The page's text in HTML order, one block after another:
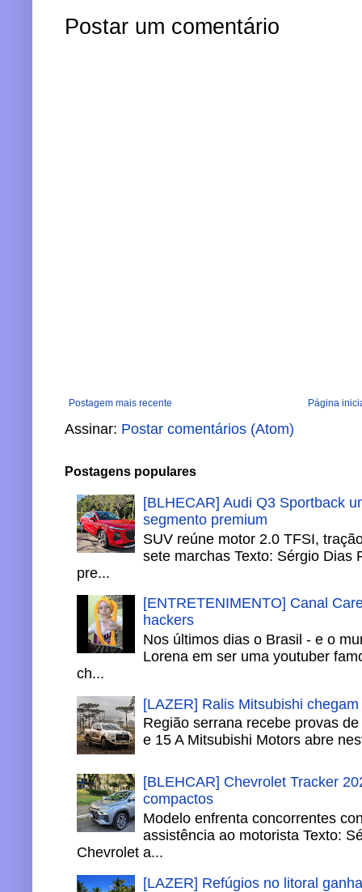
Postar um comentário
Postagem mais recente Página
Assinar: Postar comentários (Atom)
Postagens populares
[BLHECAR] Audi Q3 Sportback
segmento premium
SUV reúne motor 2.0 TFSI,
sete marchas Texto: Sérgio Dias
pre...
[ENTRETENIMENTO] Canal
hackers
Nos últimos dias o Brasil - e o
Lorena em ser uma youtuber
ch...
[LAZER] Ralis Mitsubishi
Região serrana recebe provas
e 15 A Mitsubishi Motors abre
[BLEHCAR] Chevrolet Tracker
compactos
Modelo enfrenta concorrentes
assistência ao motorista Texto:
Chevrolet a...
[LAZER] Refúgios no litoral